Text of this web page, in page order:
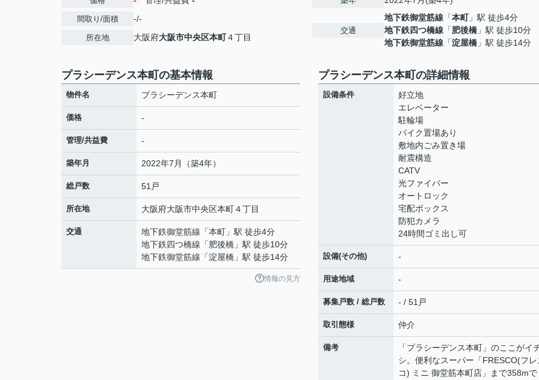
間取り/面積 -/-
所在地 大阪府大阪市中央区本町４丁目
交通
地下鉄御堂筋線 「本町」駅 徒歩4分
地下鉄四つ橋線 「肥後橋 」駅 徒歩10分
地下鉄御堂筋線 「淀屋橋 」駅 徒歩14分
プラシーデンス本町の基本情報
物件名 プラシーデンス本町
価格 -
管理/共益費 -
築年月 2022年7月（築4年）
総戸数 51戸
所在地 大阪府大阪市中央区本町４丁目
交通 地下鉄御堂筋線 「本町 」駅 徒歩4分
地下鉄四つ橋線 「 肥後橋 」駅 徒歩10分
地下鉄御堂筋線 「淀屋橋 」駅 徒歩14分
情報の見方
プラシーデンス本町の詳細情報
設備条件
好立地
エレベーター
駐輪場
バイク置場あり
敷地内ごみ置き場
耐震構造
CATV
光ファイバー
オートロック
宅配ボックス
防犯カメラ
24時間ゴミ出し可
設備(その他) -
用途地域 -
募集戸数 / 総戸数 - / 51戸
取引態様 仲介
備考
「プラシーデンス本町」のここがイ
シ。便利なスーパー「FRESCO(フレ
コ) ミニ 御堂筋本町店」まで358mで